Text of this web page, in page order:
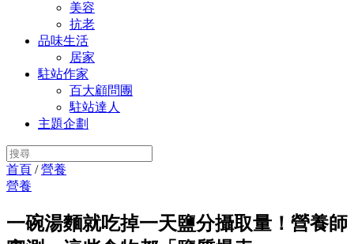
美容
抗老
品味生活
居家
駐站作家
百大顧問團
駐站達人
主題企劃
首頁 /營養
營養
一碗湯麵就吃掉一天鹽分攝取量！營養師